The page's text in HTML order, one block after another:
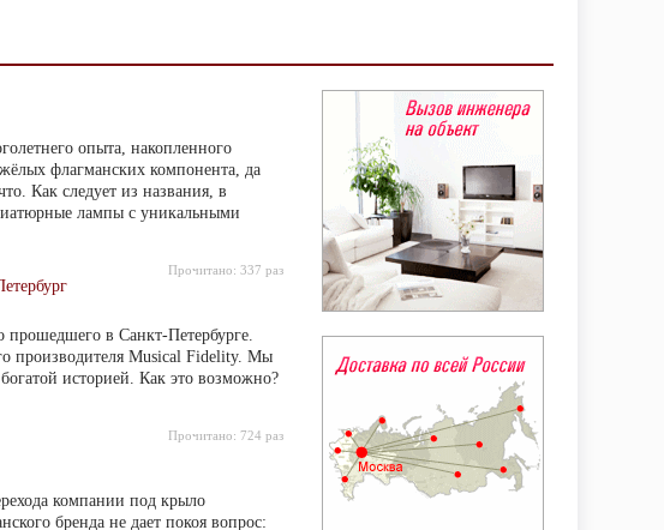
опыта, накопленного
флагманских компонента, да
Как следует из названия, в
лампы с уникальными
Прочитано: 337 раз
в Санкт-Петербурге.
производителя Musical Fidelity. Мы
историей. Как это возможно?
Прочитано: 724 раз
компании под крыло
бренда не дает покоя вопрос: